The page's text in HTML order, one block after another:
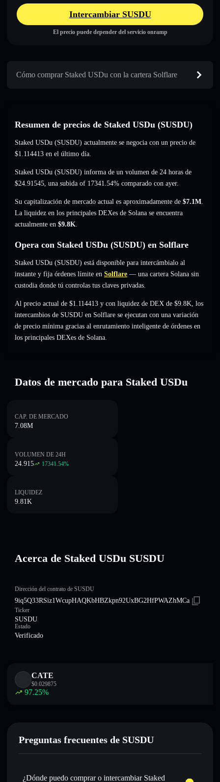
Intercambiar SUSDU
El precio puede depender del servicio onramp
Cómo comprar Staked USDu con la cartera Solflare
Resumen de precios de Staked USDu (SUSDU)
Staked USDu (SUSDU) actualmente se negocia con un precio de
$1.114413 en el último día.
Staked USDu (SUSDU) informa de un volumen de 24 horas de
$24.91545, una subida of 17341.54% comparado con ayer.
Su capitalización de mercado actual es aproximadamente de $7.1M.
La liquidez en los principales DEXes de Solana se encuentra
actualmente en $9.8K.
Opera con Staked USDu (SUSDU) en Solflare
Staked USDu (SUSDU) está disponible para intercámbialo al
instante y fija órdenes límite en Solflare — una cartera Solana sin
custodia donde tú controlas tus claves privadas.
Al precio actual de $1.114413 y con liquidez de DEX de $9.8K, los
intercambios de SUSDU en Solflare se ejecutan con una variación
de precio mínima gracias al enrutamiento inteligente de órdenes en
los principales DEXes de Solana.
Datos de mercado para Staked USDu
CAP. DE MERCADO
7.08M
VOLUMEN DE 24H
24.915 17341.54%
LIQUIDEZ
9.81K
Acerca de Staked USDu SUSDU
Dirección del contrato de SUSDU
9iq5Q33RSiz1WcupHAQKbHBZkpn92UxBG2HfPWAZhMCa
Ticker
SUSDU
Estado
Verificado
CATE
$0.029875
97.25%
Preguntas frecuentes de SUSDU
¿Dónde puedo comprar o intercambiar Staked